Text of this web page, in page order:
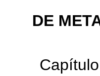
DE